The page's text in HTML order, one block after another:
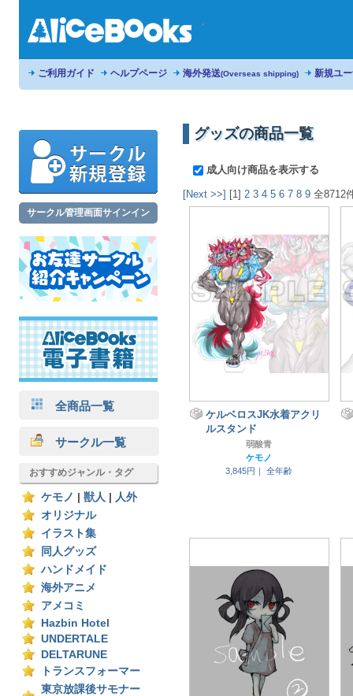
ご利用ガイド ヘルプページ 海外発送(Overseas shipping) 新規ユ
サークル管理画面サインイン
全商品一覧
サークル一覧
おすすめジャンル・タグ
ケモノ 獣人
人外
オリジナル
イラスト集
同人グッズ
ハンドメイド
海外アニメ
アメコミ
Hazbin Hotel
UNDERTALE
DELTARUNE
トランスフォーマー
東京放課後サモナー
グッズの商品一覧
成人向け商品を表示する
[Next >>] [1] 2 3 4 5 6 7 8 9 全8712
ケルベロスJK水着アクリ
ルスタンド
弱酸青
ケモノ
3,845円｜
全年齢